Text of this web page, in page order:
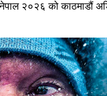
नेपाल २०२६ को काठमाडौं